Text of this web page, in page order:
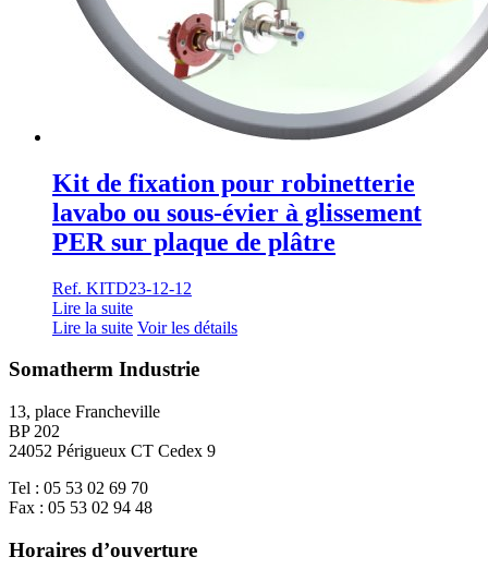
Kit de fixation pour robinetterie
lavabo ou sous-évier à glissement
PER sur plaque de plâtre
Ref. KITD23-12-12
Lire la suite
Lire la suite Voir les détails
Somatherm Industrie
13, place Francheville
BP 202
24052 Périgueux CT Cedex 9
Tel : 05 53 02 69 70
Fax : 05 53 02 94 48
Horaires d’ouverture